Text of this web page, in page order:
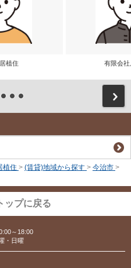
植住 有限会
植住 > (賃貸)地域から探す > 今治市 >
ップに戻る
～18:00
・日曜